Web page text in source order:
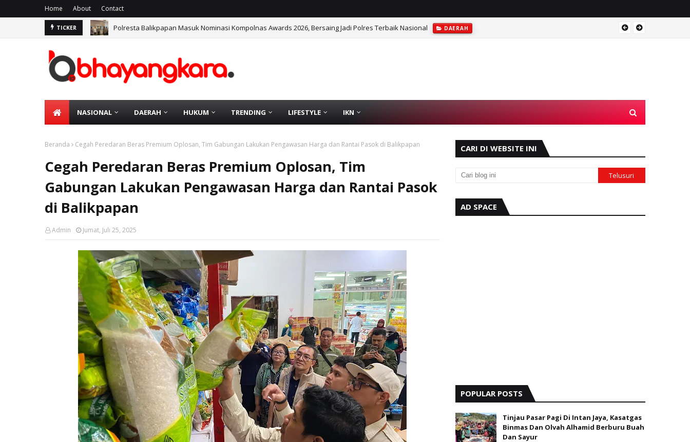
Home About Contact
TICKER Wakapolresta Balikpapan: Tidak Ada Kompromi bagi Pelaku Kejahatan Narkotika DAERAH
NASIONAL DAERAH HUKUM TRENDING LIFESTYLE IKN
Beranda Cegah Peredaran Beras Premium Oplosan, Tim Gabungan Lakukan Pengawasan Harga dan Rantai Pasok di Balikpapan
Cegah Peredaran Beras Premium Oplosan, Tim
Gabungan Lakukan Pengawasan Harga dan Rantai Pasok
di Balikpapan
Admin Jumat, Juli 25, 2025
CARI DI WEBSITE INI
AD SPACE
POPULAR POSTS
Tinjau Pasar Pagi Di Intan Jaya, Kasatgas
Binmas Dan Olvah Alhamid Berburu Buah
Dan Sayur